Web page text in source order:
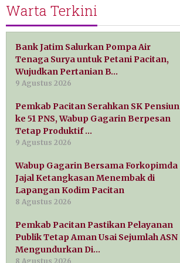
Warta Terkini
Bank Jatim Salurkan Pompa Air
Tenaga Surya untuk Petani Pacitan,
Wujudkan Pertanian B…
9 Agustus 2026
Pemkab Pacitan Serahkan SK Pensiun
ke 51 PNS, Wabup Gagarin Berpesan
Tetap Produktif …
9 Agustus 2026
Wabup Gagarin Bersama Forkopimda
Jajal Ketangkasan Menembak di
Lapangan Kodim Pacitan
8 Agustus 2026
Pemkab Pacitan Pastikan Pelayanan
Publik Tetap Aman Usai Sejumlah ASN
Mengundurkan Di…
8 Agustus 2026